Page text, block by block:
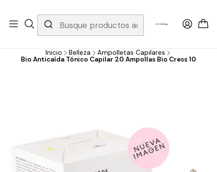
Whatsapp 3229079958/ Fijo 6019251796 / Envios a todo el país y
gratis apartir de 199.000!
Inicio Belleza
Ampolletas Capilares
Bio Anticaída Tónico Capilar 20 Ampollas Bio Cress 10